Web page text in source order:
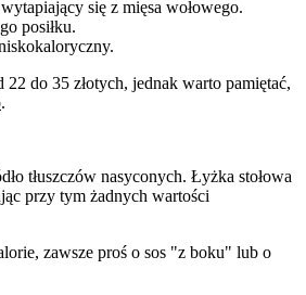
się z mięsa wołowego.
posiłku.
do 35 złotych, jednak warto pamiętać,
.
tłuszczów nasyconych. Łyżka stołowa
przy tym żadnych wartości
zawsze proś o sos "z boku" lub o